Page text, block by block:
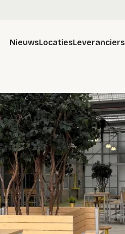
NieuwsLocatiesLeveranciers